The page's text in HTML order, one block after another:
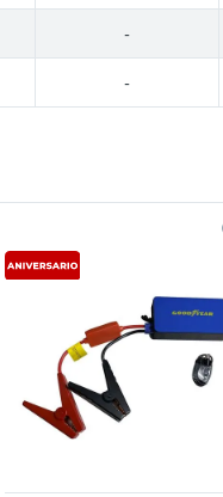
-
-
Vista rápida